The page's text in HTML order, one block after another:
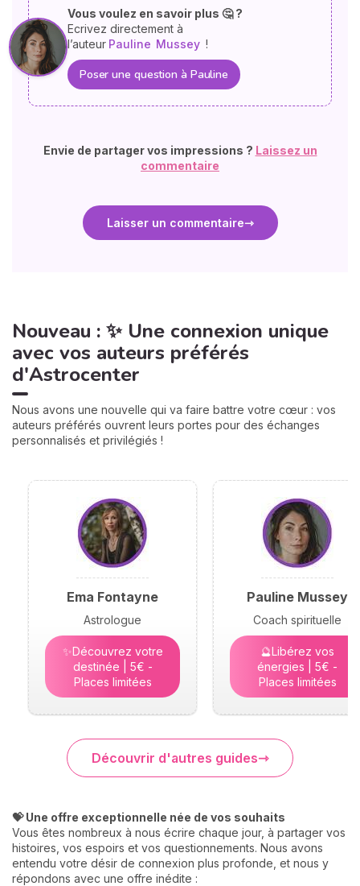
Vous voulez en savoir plus 🤔 ?
Ecrivez directement à
l’auteur Pauline Mussey !
Poser une question à Pauline
Envie de partager vos impressions ? Laissez un
commentaire
Laisser un commentaire
Nouveau : ✨ Une connexion unique
avec vos auteurs préférés
d'Astrocenter
Nous avons une nouvelle qui va faire battre votre cœur : vos
auteurs préférés ouvrent leurs portes pour des échanges
personnalisés et privilégiés !
Ema Fontayne
Astrologue
✨Découvrez votre
destinée | 5€ -
Places limitées
Pauline Mussey
Coach spirituelle
🔮Libérez vos
énergies | 5€ -
Places limitées
Découvrir d'autres guides
💝 Une offre exceptionnelle née de vos souhaits
Vous êtes nombreux à nous écrire chaque jour, à partager vos
histoires, vos espoirs et vos questionnements. Nous avons
entendu votre désir de connexion plus profonde, et nous y
répondons avec une offre inédite :